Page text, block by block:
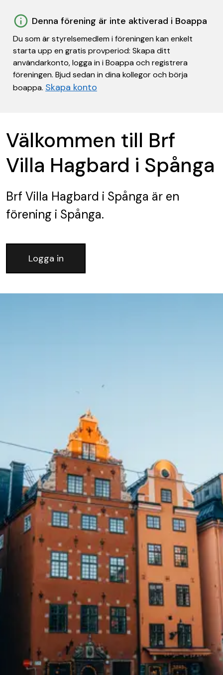
Denna förening är inte aktiverad i Boappa
Du som är styrelsemedlem i föreningen kan enkelt
starta upp en gratis provperiod: Skapa ditt
användarkonto, logga in i Boappa och registrera
föreningen. Bjud sedan in dina kollegor och börja
boappa. Skapa konto
Välkommen till Brf
Villa Hagbard i Spånga
Brf Villa Hagbard i Spånga är en
förening i Spånga.
Logga in